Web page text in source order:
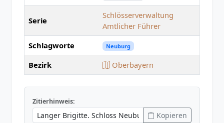
Serie
Schlösserverwaltung
Amtlicher Führer
Schlagworte
Neuburg
Bezirk Oberbayern
Zitierhinweis:
Kopieren